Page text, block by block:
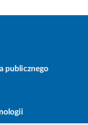
publicznego